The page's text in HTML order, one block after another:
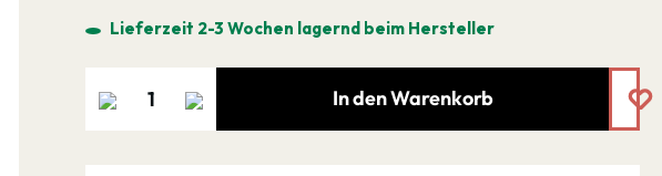
Lieferzeit 2-3 Wochen lagernd beim Hersteller
In den Warenkorb